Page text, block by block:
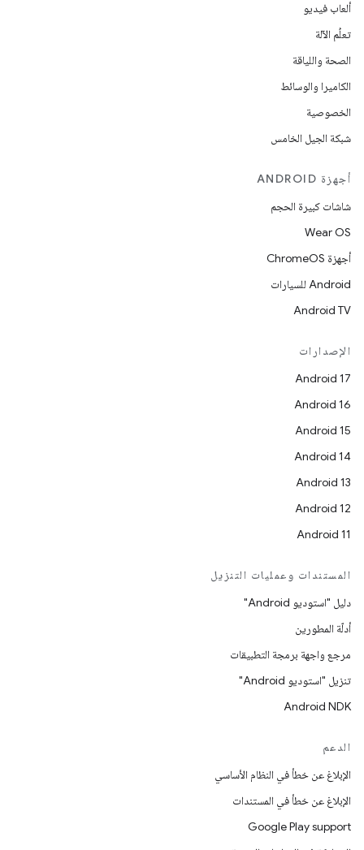
ألعاب فيديو
تعلُم الآلة
الصحة واللياقة
الكاميرا والوسائط
الخصوصية
شبكة الجيل الخامس
أجهزة ANDROID
شاشات كبيرة الحجم
Wear OS
أجهزة ChromeOS
Android للسيارات
Android TV
الإصدارات
Android 17
Android 16
Android 15
Android 14
Android 13
Android 12
Android 11
المستندات وعمليات التنزيل
دليل "استوديو Android"
أدلّة المطورين
مرجع واجهة برمجة التطبيقات
تنزيل "استوديو Android"
Android NDK
الدعم
الإبلاغ عن خطأ في النظام الأساسي
الإبلاغ عن خطأ في المستندات
Google Play support